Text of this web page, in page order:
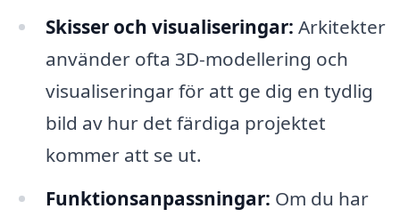
Skisser och visualiseringar: Arkitekter
använder ofta 3D-modellering och
visualiseringar för att ge dig en tydlig
bild av hur det färdiga projektet
kommer att se ut.
Funktionsanpassningar: Om du har